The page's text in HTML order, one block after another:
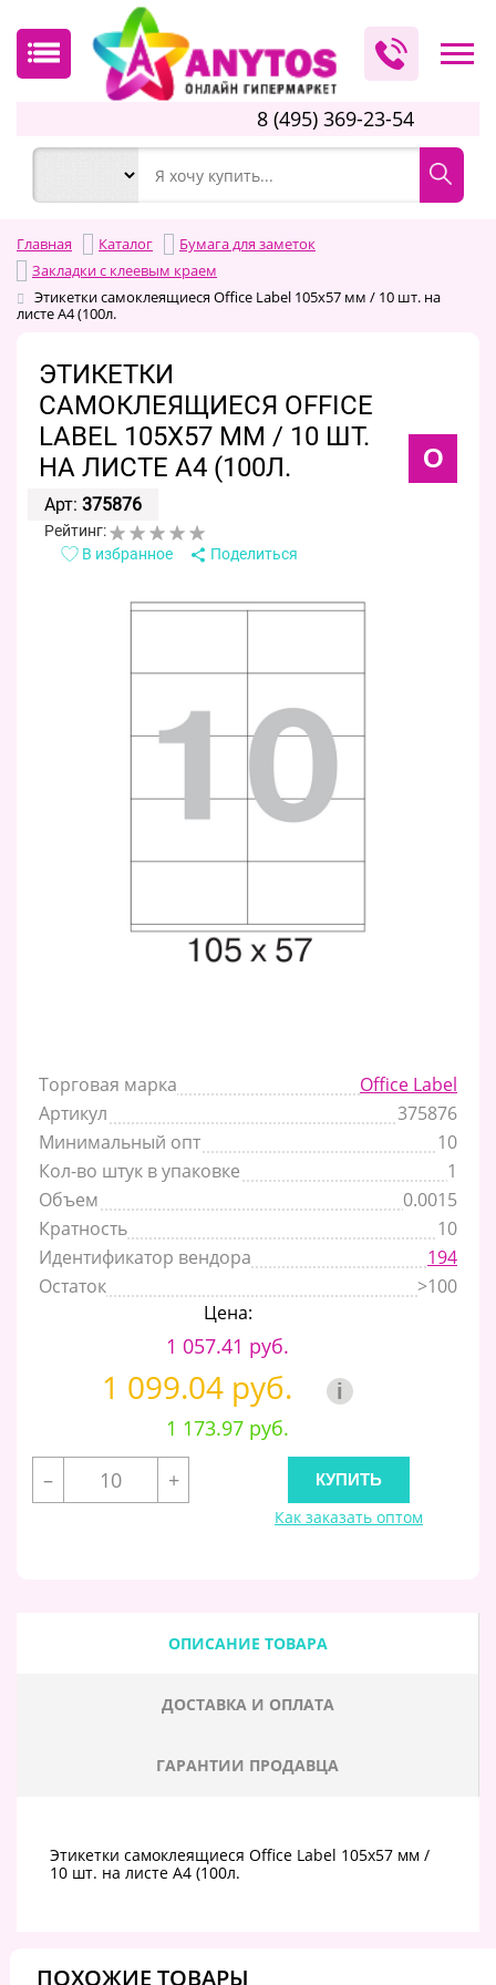
8 (495) 369-23-54
Главная Каталог
Бумага для заметок
Закладки с клеевым краем
Этикетки самоклеящиеся Office Label 105х57 мм / 10 шт. на
листе А4 (100л.
ЭТИКЕТКИ
САМОКЛЕЯЩИЕСЯ OFFICE
LABEL 105Х57 ММ / 10 ШТ.
НА ЛИСТЕ А4 (100Л.
O
Арт: 375876
Рейтинг:
В избранное
Поделиться
Торговая марка
Office Label
Артикул
375876
Минимальный опт
10
Кол-во штук в упаковке
1
Объем
0.0015
Кратность
10
Идентификатор вендора
194
Остаток
>100
Цена:
1 057.41 руб.
1 099.04 руб. i
1 173.97 руб.
–
+
Как заказать оптом
ОПИСАНИЕ ТОВАРА
ДОСТАВКА И ОПЛАТА
ГАРАНТИИ ПРОДАВЦА
Этикетки самоклеящиеся Office Label 105х57 мм /
10 шт. на листе А4 (100л.
ПОХОЖИЕ ТОВАРЫ